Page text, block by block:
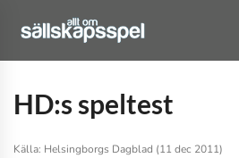
HD:s speltest
Källa: Helsingborgs Dagblad (11 dec 2011)